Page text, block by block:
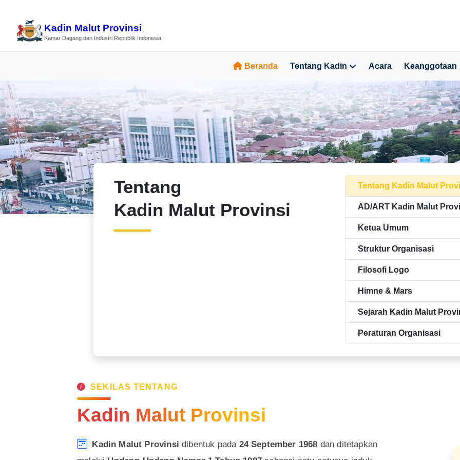
Kadin Malut Provinsi
Kamar Dagang dan Industri Republik Indonesia
Beranda Tentang Kadin Acara Keanggotaan
Tentang
Kadin Malut Provinsi
Tentang Kadin Malut
AD/ART Kadin Malut
Ketua Umum
Struktur Organisasi
Filosofi Logo
Himne & Mars
Sejarah Kadin Malut
Peraturan Organisasi
SEKILAS TENTANG
Kadin Malut Provinsi
Kadin Malut Provinsi dibentuk pada 24 September 1968 dan ditetapkan